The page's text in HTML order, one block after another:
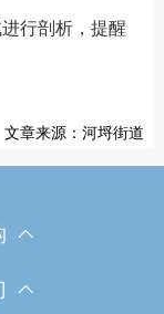
行剖析，提醒
文章来源：河埒街道